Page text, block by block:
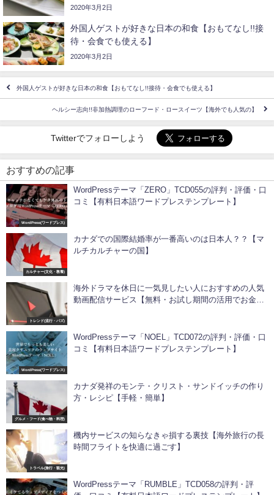
2020年3月2日
外国人ゲストが好きな日本の和食【おもてなし!!接
待・会食でも使える】
2020年3月2日
外国人ゲストが好きな日本の和食【おもてなし!!接待・会食でも使える】
ヘルシー志向!!非加熱調理のローフード・ロースイーツ【海外でも人気の】
Twitterでフォローしよう
おすすめの記事
WordPress(ワードプレス)
WordPressテーマ「ZERO」TCD055の評判・評価・口
コミ【有料日本語ワードプレステンプレート】
カルチャー(文化・教養)
カナダでの国際結婚率が一番高いのは日本人？？【マ
ルチカルチャーの国】
トレンド(流行・バズ)
海外ドラマを休日に一気見したい人におすすめの人気
動画配信サービス【無料・お試し期間の活用でお金が
WordPress(ワードプレス)
WordPressテーマ「NOEL」TCD072の評判・評価・口
コミ【有料日本語ワードプレステンプレート】
グルメ・フード(食べ物・料理)
カナダ発祥のモンテ・クリスト・サンドイッチの作り
方・レシピ【手軽・簡単】
トラベル(旅行・観光)
機内サービスの知らなきゃ損する裏技【海外旅行の長
時間フライトを快適に過ごす】
WordPressテーマ「RUMBLE」TCD058の評判・評